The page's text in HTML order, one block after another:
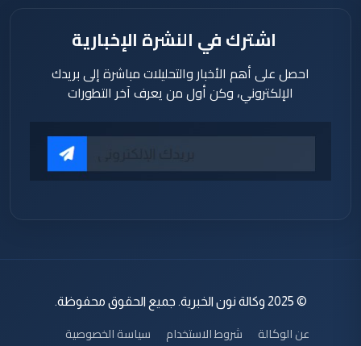
اشترك في النشرة الإخبارية
احصل على أهم الأخبار والتحليلات مباشرة إلى بريدك
الإلكتروني، وكن أول من يعرف آخر التطورات
© 2025 وكالة نون الخبرية. جميع الحقوق محفوظة.
عن الوكالة شروط الاستخدام
سياسة الخصوصية